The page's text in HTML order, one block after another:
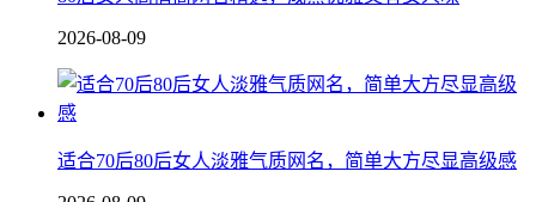
2026-08-09
适合70后80后女人淡雅气质网名，简单大方尽显高级感